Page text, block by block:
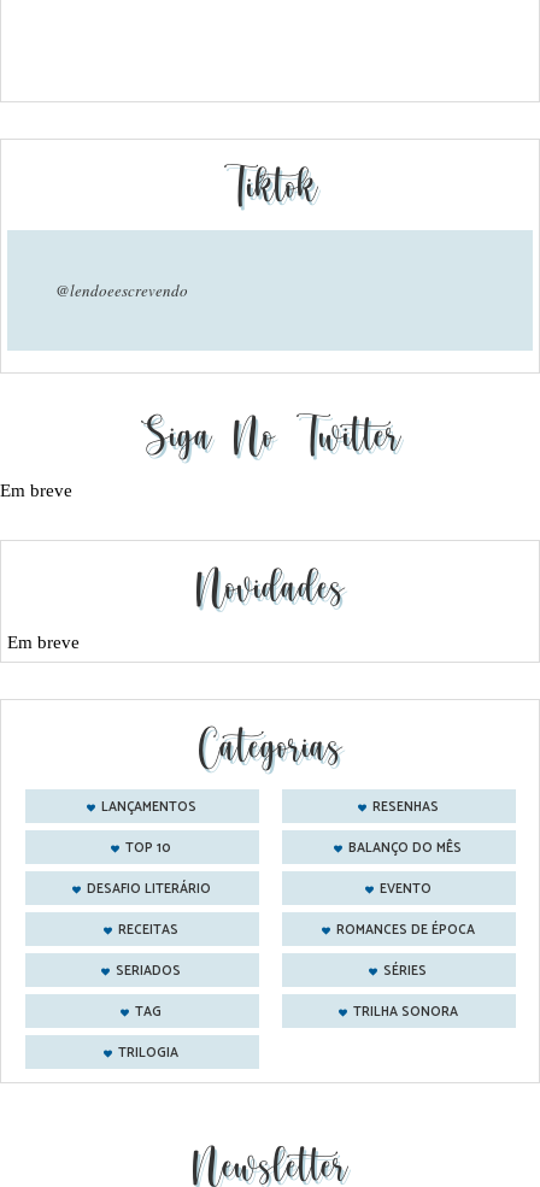
Tiktok
@lendoeescrevendo
Siga No Twitter
Em breve
Novidades
Em breve
Categorias
LANÇAMENTOS
RESENHAS
TOP 10
BALANÇO DO MÊS
DESAFIO LITERÁRIO
EVENTO
RECEITAS
ROMANCES DE ÉPOCA
SERIADOS
SÉRIES
TAG
TRILHA SONORA
TRILOGIA
Newsletter